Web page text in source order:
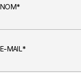
NOM
E-MAIL